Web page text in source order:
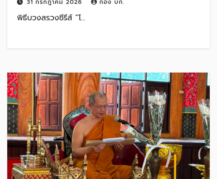
31 กรกฎาคม 2026 กอง บก.
พิธีบวงสรวงซีรีส์ “โ…